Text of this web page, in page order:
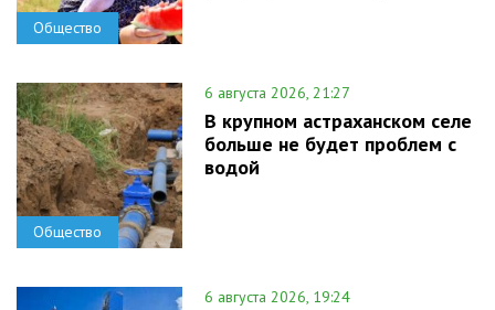
Общество
Общество
6 августа 2026, 21:27
В крупном астраханском селе
больше не будет проблем с
водой
6 августа 2026, 19:24